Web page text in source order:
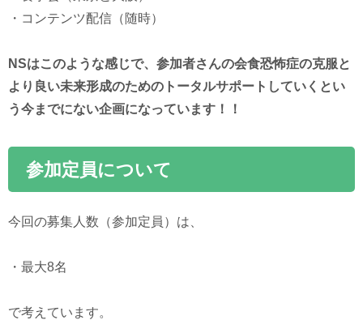
・コンテンツ配信（随時）
NSはこのような感じで、参加者さんの会食恐怖症の克服と
より良い未来形成のためのトータルサポートしていくとい
う今までにない企画になっています！！
参加定員について
今回の募集人数（参加定員）は、
・最大8名
で考えています。